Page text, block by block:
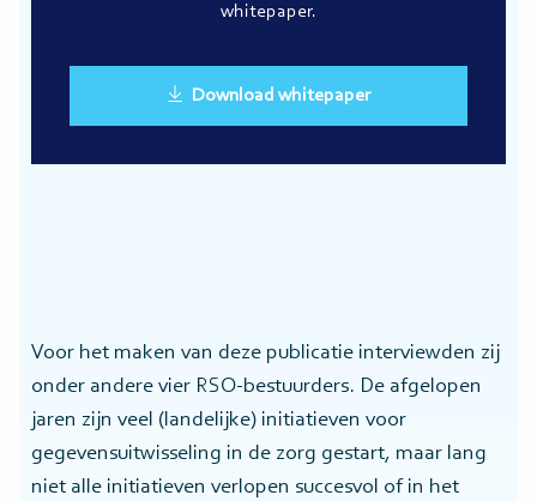
whitepaper.
Download whitepaper
Voor het maken van deze publicatie interviewden zij
onder andere vier RSO-bestuurders. De afgelopen
jaren zijn veel (landelijke) initiatieven voor
gegevensuitwisseling in de zorg gestart, maar lang
niet alle initiatieven verlopen succesvol of in het